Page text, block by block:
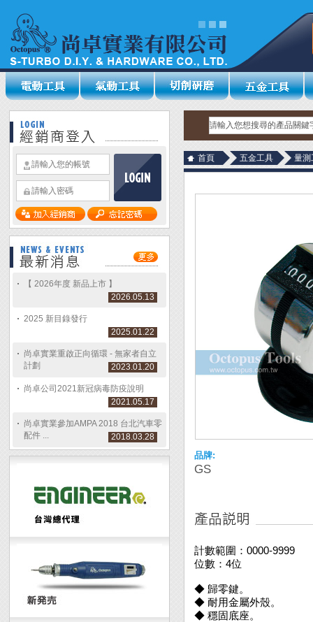
【 2026年度 新品上市 】
2026.05.13
2025 新目錄發行
2025.01.22
尚卓實業重啟正向循環 - 無家者自立
計劃
2023.01.20
尚卓公司2021新冠病毒防疫說明
2021.05.17
尚卓實業參加AMPA 2018 台北汽車零
配件 ...
2018.03.28
首頁 五金工具 量測
品牌:
GS
計數範圍：0000-9999
位數：4位
◆ 歸零鍵。
◆ 耐用金屬外殼。
◆ 穩固底座。